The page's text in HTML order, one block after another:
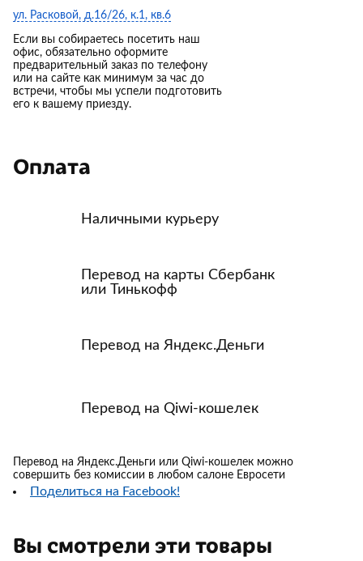
ул. Расковой, д.16/26, к.1, кв.6
Если вы собираетесь посетить наш
офис, обязательно оформите
предварительный заказ по телефону
или на сайте как минимум за час до
встречи, чтобы мы успели подготовить
его к вашему приезду.
Оплата
Наличными курьеру
Перевод на карты Сбербанк
или Тинькофф
Перевод на Яндекс.Деньги
Перевод на Qiwi-кошелек
Перевод на Яндекс.Деньги или Qiwi-кошелек можно
совершить без комиссии в любом салоне Евросети
Поделиться на Facebook!
Вы смотрели эти товары